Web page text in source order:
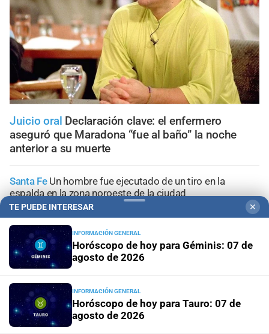
Juicio oral Declaración clave: el enfermero
aseguró que Maradona “fue al baño” la noche
anterior a su muerte
Santa Fe Un hombre fue ejecutado de un tiro en la
espalda en la zona noroeste de la ciudad
Santa FeBuscan intensamente a un hombre que
desapareció mientras practicaba kitesurf en Paraje El
Chaquito
Santa FeSecuestraron dos precarias “tumberas” en
distintos operativos
Investigación en curso
TE PUEDE INTERESAR ✕
INFORMACIÓN GENERAL
Horóscopo de hoy para Géminis: 07 de
agosto de 2026
INFORMACIÓN GENERAL
Horóscopo de hoy para Tauro: 07 de
agosto de 2026